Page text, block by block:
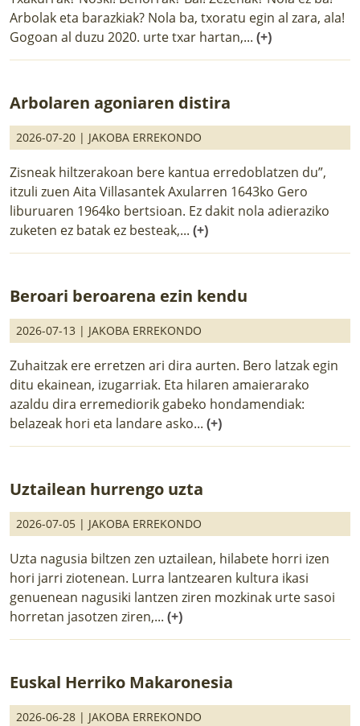
Arbolak eta barazkiak? Nola ba, txoratu egin al zara, ala!
Gogoan al duzu 2020. urte txar hartan,... (+)
Arbolaren agoniaren distira
2026-07-20 | JAKOBA ERREKONDO
Zisneak hiltzerakoan bere kantua erredoblatzen du”,
itzuli zuen Aita Villasantek Axularren 1643ko Gero
liburuaren 1964ko bertsioan. Ez dakit nola adieraziko
zuketen ez batak ez besteak,... (+)
Beroari beroarena ezin kendu
2026-07-13 | JAKOBA ERREKONDO
Zuhaitzak ere erretzen ari dira aurten. Bero latzak egin
ditu ekainean, izugarriak. Eta hilaren amaierarako
azaldu dira erremediorik gabeko hondamendiak:
belazeak hori eta landare asko... (+)
Uztailean hurrengo uzta
2026-07-05 | JAKOBA ERREKONDO
Uzta nagusia biltzen zen uztailean, hilabete horri izen
hori jarri ziotenean. Lurra lantzearen kultura ikasi
genuenean nagusiki lantzen ziren mozkinak urte sasoi
horretan jasotzen ziren,... (+)
Euskal Herriko Makaronesia
2026-06-28 | JAKOBA ERREKONDO